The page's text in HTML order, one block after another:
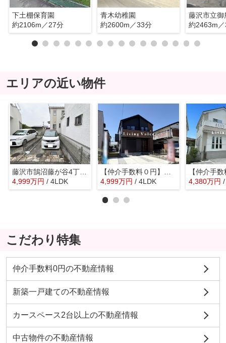
下土棚保育園
約2106m／27分
青木幼稚園
約2600m／33分
藤沢市立御
約2463m
エリアの近い物件
藤沢市鵠沼藤が谷4丁目 中古戸建
4,999万円 / 4LDK
【仲介手数料０円】藤沢市大庭4期 新築一戸建て
4,999万円 / 4LDK 4,380万円
こだわり特集
仲介手数料0円の不動産情報
新築一戸建ての不動産情報
カースペース2台以上の不動産情報
中古物件の不動産情報